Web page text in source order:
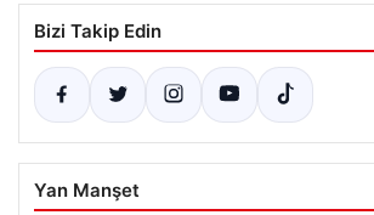
Bizi Takip Edin
Yan Manşet